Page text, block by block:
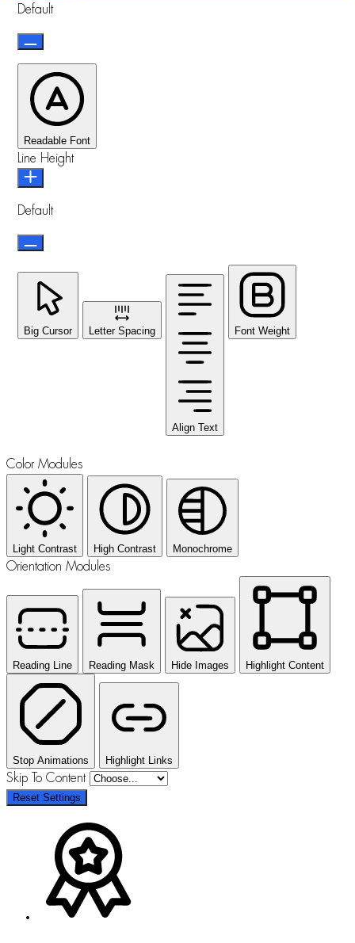
Default
Readable Font
Line Height
Default
Big Cursor Letter Spacing
Align Text
Font Weight
Color Modules
Light Contrast High Contrast Monochrome
Orientation Modules
Reading Line Reading Mask Hide Images Highlight Content
Stop Animations Highlight Links
Skip To Content
Reset Settings